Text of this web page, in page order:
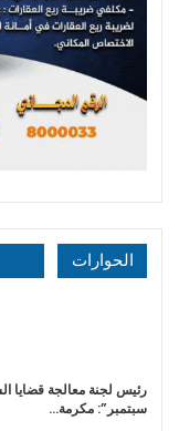
الحوارات
سبتمبر”: مكرمة…